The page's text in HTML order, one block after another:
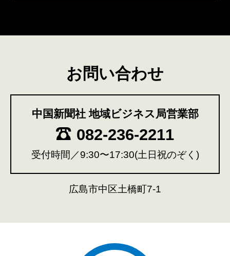
お問い合わせ
中国新聞社 地域ビジネス局営業部
082-236-2211
受付時間／9:30〜17:30(土日祝のぞく)
広島市中区土橋町7-1